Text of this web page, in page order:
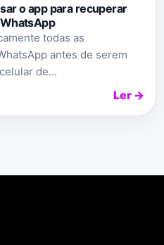
o app para recuperar
todas as
antes de serem
de...
Ler →